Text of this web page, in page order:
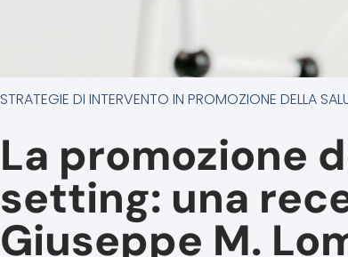
STRATEGIE DI INTERVENTO IN PROMOZIONE DELLA
La promozione
setting: una
Giuseppe M.